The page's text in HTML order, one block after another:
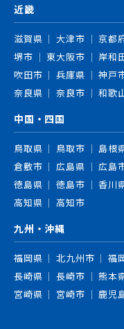
近畿
滋賀県 大津市 京都
堺市
東大阪市 岸和
吹田市
兵庫県 神戸
奈良県
奈良市 和歌
中国・四国
鳥取県 鳥取市 島根
倉敷市
広島県 広島
徳島県
徳島市 香川
高知県
高知市
九州・沖縄
福岡県 北九州市 福
長崎県
長崎市 熊本
宮崎県
宮崎市 鹿児